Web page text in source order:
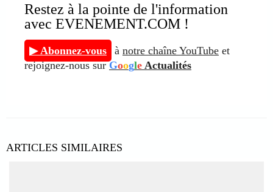
Restez à la pointe de l'information
avec EVENEMENT.COM !
▶ Abonnez-vous à notre chaîne YouTube et
rejoignez-nous surGoogle Actualités
ARTICLES SIMILAIRES